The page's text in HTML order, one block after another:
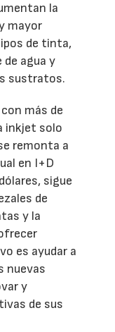
la
mayor
de tinta,
agua y
sustratos.
más de
inkjet solo
remonta a
en I+D
sigue
de
y la
es ayudar a
nuevas
y
de sus